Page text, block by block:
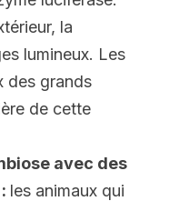
la
lumineux. Les
des grands
de cette
avec des
les animaux qui